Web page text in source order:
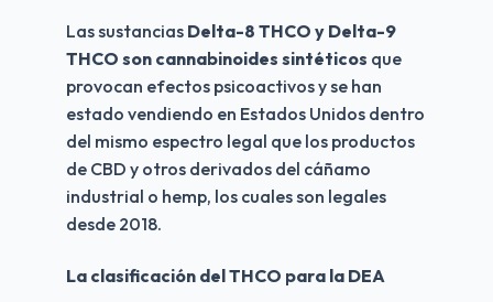
Las sustancias Delta-8 THCO y Delta-9
THCO son cannabinoides sintéticos que
provocan efectos psicoactivos y se han
estado vendiendo en Estados Unidos dentro
del mismo espectro legal que los productos
de CBD y otros derivados del cáñamo
industrial o hemp, los cuales son legales
desde 2018.
La clasificación del THCO para la DEA